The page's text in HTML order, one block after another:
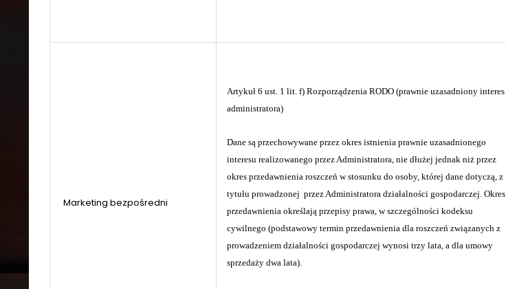
Marketing bezpośredni
Artykuł 6 ust. 1 lit. f) Rozporządzenia RODO (prawnie uzasadniony interes
administratora)
Dane są przechowywane przez okres istnienia prawnie uzasadnionego
interesu realizowanego przez Administratora, nie dłużej jednak niż przez
okres przedawnienia roszczeń w stosunku do osoby, której dane dotyczą, z
tytułu prowadzonej przez Administratora działalności gospodarczej. Okres
przedawnienia określają przepisy prawa, w szczególności kodeksu
cywilnego (podstawowy termin przedawnienia dla roszczeń związanych z
prowadzeniem działalności gospodarczej wynosi trzy lata, a dla umowy
sprzedaży dwa lata).